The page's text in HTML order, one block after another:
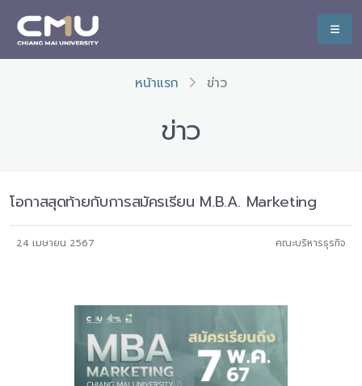
หน้าแรก ข่าว
ข่าว
โอกาสสุดท้ายกับการสมัครเรียน M.B.A. Marketing
24 เมษายน 2567 คณะบริหารธุรกิจ